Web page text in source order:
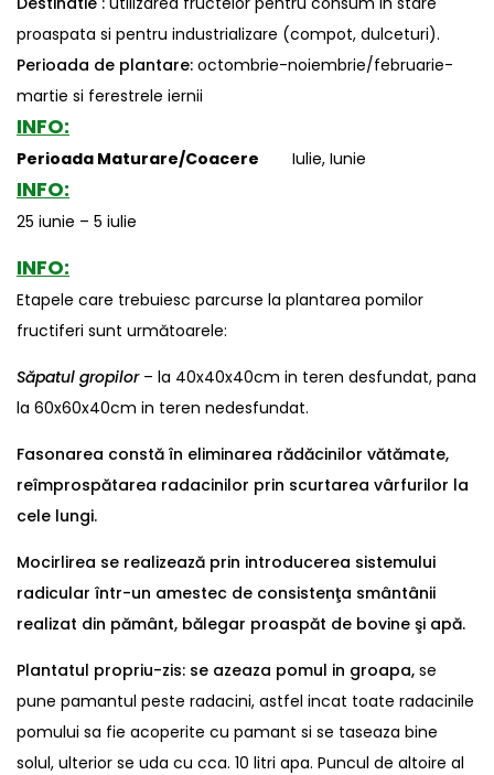
proaspata si pentru industrializare (compot, dulceturi).
Perioada de plantare: octombrie-noiembrie/februarie-
martie si ferestrele iernii
INFO:
Perioada Maturare/Coacere Iulie, Iunie
INFO:
25 iunie – 5 iulie
INFO:
Etapele care trebuiesc parcurse la plantarea pomilor
fructiferi sunt următoarele:
Săpatul gropilor– la 40x40x40cm in teren desfundat, pana
la 60x60x40cm in teren nedesfundat.
Fasonarea constă în eliminarea rădăcinilor vătămate,
reîmprospătarea radacinilor prin scurtarea vârfurilor la
cele lungi.
Mocirlirea se realizează prin introducerea sistemului
radicular într-un amestec de consistenţa smântânii
realizat din pământ, bălegar proaspăt de bovine şi apă.
Plantatul propriu-zis: se azeaza pomul in groapa, se
pune pamantul peste radacini, astfel incat toate radacinile
pomului sa fie acoperite cu pamant si se taseaza bine
solul, ulterior se uda cu cca. 10 litri apa. Puncul de altoire al